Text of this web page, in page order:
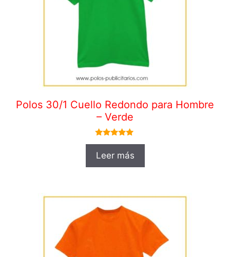
Polos 30/1 Cuello Redondo para Hombre
– Verde
5.00
Leer más